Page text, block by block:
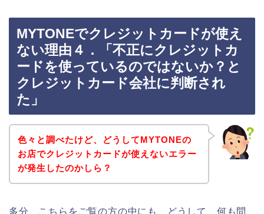
MYTONEでクレジットカードが使え
ない理由４．「不正にクレジットカ
ードを使っているのではないか？と
クレジットカード会社に判断され
た」
色々と調べたけど、どうしてMYTONEの
お店でクレジットカードが使えないエラー
が発生したのかしら？
多分、こちらをご覧の方の中にも、どうして、何も問